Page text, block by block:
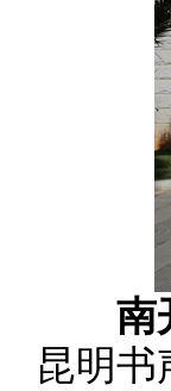
南
昆明书